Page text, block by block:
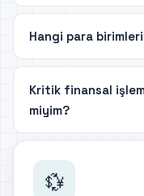
Hangi para
Kritik finansal
miyim?
💱